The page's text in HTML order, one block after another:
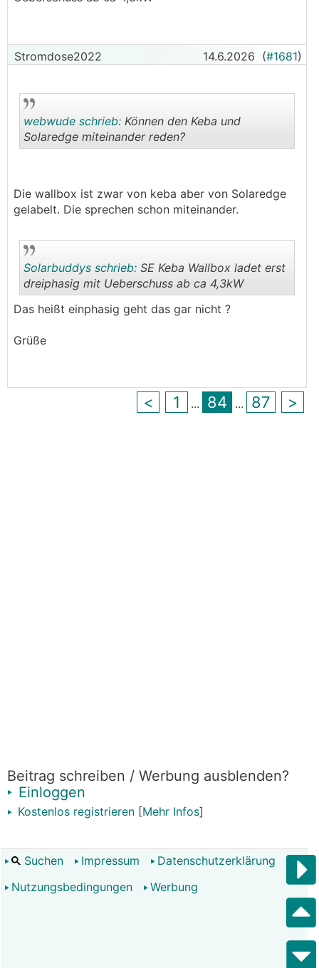
sich aber den "Rest" im Netz.
Aktiviere ich die Batterie holt er den Rest
Einphasig eingestellt mit der SolarEdge Keba
p30.
Dynamisch bis runter auf 1,4kw geht das nicht ?
Stromdose2022 14.6.2026 (#1681)
webwude schrieb: Können den Keba und
Solaredge miteinander reden?
Die wallbox ist zwar von keba aber von Solaredge
gelabelt. Die sprechen schon miteinander.
Solarbuddys schrieb: SE Keba Wallbox ladet erst
dreiphasig mit Ueberschuss ab ca 4,3kW
Das heißt einphasig geht das gar nicht ?
Grüße
< 1 ... 84 ... 87 >
Beitrag schreiben / Werbung ausblenden?
Einloggen
Kostenlos registrieren [Mehr Infos]
Suchen Impressum
Datenschutzerklärung
Nutzungsbedingungen
Werbung